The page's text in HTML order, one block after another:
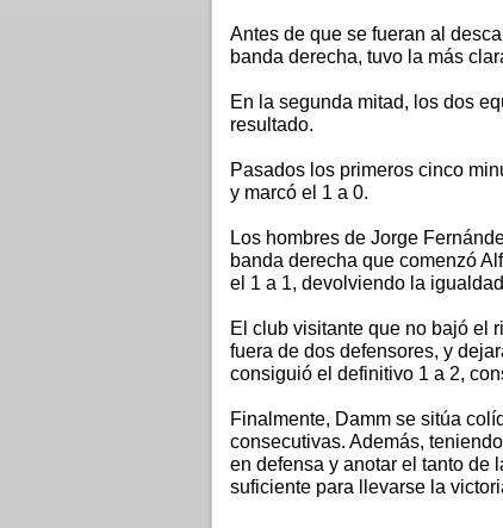
Antes de que se fueran al
banda derecha, tuvo la más
En la segunda mitad, los dos
resultado.
Pasados los primeros cinco
y marcó el 1 a 0.
Los hombres de Jorge
banda derecha que comenzó
el 1 a 1, devolviendo la
El club visitante que no bajó el
fuera de dos defensores, y
consiguió el definitivo 1 a 2,
Finalmente, Damm se sitúa
consecutivas. Además,
en defensa y anotar el tanto de
suficiente para llevarse la